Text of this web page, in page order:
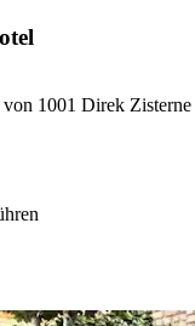
1001 Direk